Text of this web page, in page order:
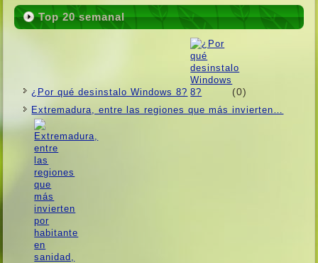
Top 20 semanal
¿Por qué desinstalo Windows 8? (0)
Extremadura, entre las regiones que más invierten…